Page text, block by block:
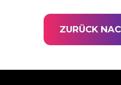
ZURÜCK